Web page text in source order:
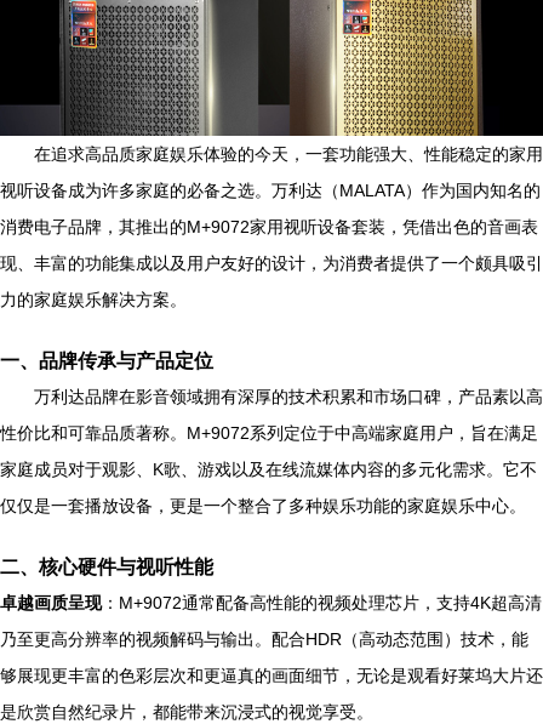
在追求高品质家庭娱乐体验的今天，一套功能强大、性能稳定的家用
视听设备成为许多家庭的必备之选。万利达（MALATA）作为国内知名的
消费电子品牌，其推出的M+9072家用视听设备套装，凭借出色的音画表
现、丰富的功能集成以及用户友好的设计，为消费者提供了一个颇具吸引
力的家庭娱乐解决方案。
一、品牌传承与产品定位
万利达品牌在影音领域拥有深厚的技术积累和市场口碑，产品素以高
性价比和可靠品质著称。M+9072系列定位于中高端家庭用户，旨在满足
家庭成员对于观影、K歌、游戏以及在线流媒体内容的多元化需求。它不
仅仅是一套播放设备，更是一个整合了多种娱乐功能的家庭娱乐中心。
二、核心硬件与视听性能
卓越画质呈现：M+9072通常配备高性能的视频处理芯片，支持4K超高清
乃至更高分辨率的视频解码与输出。配合HDR（高动态范围）技术，能
够展现更丰富的色彩层次和更逼真的画面细节，无论是观看好莱坞大片还
是欣赏自然纪录片，都能带来沉浸式的视觉享受。